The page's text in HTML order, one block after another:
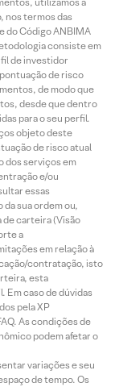
nos termos das
do Código ANBIMA
consiste em
de investidor
de risco
de modo que
desde que dentro
para o seu perfil.
objeto deste
de risco atual
dos serviços em
e/ou
essas
sua ordem ou,
de carteira (Visão
a
em relação à
contratação, isto
esta
Em caso de dúvidas
pela XP
As condições de
podem afetar o
variações e seu
de tempo. Os